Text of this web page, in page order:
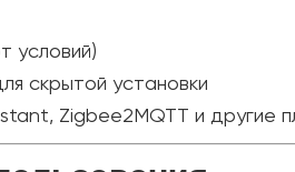
условий)
скрытой установки
Zigbee2MQTT и другие